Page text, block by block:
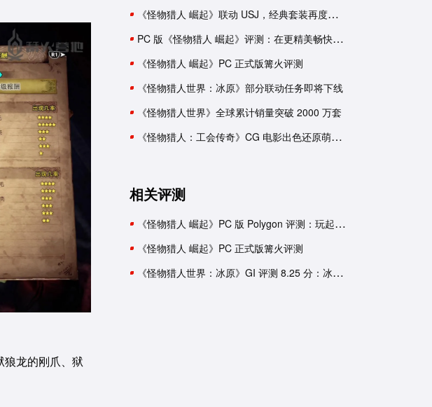
龙的刚爪、狱
《怪物猎人 崛起》联动 USJ，经典套装再度登场
PC 版《怪物猎人 崛起》评测：在更精美畅快的 PC 平台尽情狩猎吧！
《怪物猎人 崛起》PC 正式版篝火评测
《怪物猎人世界：冰原》部分联动任务即将下线
《怪物猎人世界》全球累计销量突破 2000 万套
《怪物猎人：工会传奇》CG 电影出色还原萌新猎人的体验
相关评测
《怪物猎人 崛起》PC 版 Polygon 评测：玩起来依旧像 Switch 游戏
《怪物猎人 崛起》PC 正式版篝火评测
《怪物猎人世界：冰原》GI 评测 8.25 分：冰封冻原上的严峻挑战